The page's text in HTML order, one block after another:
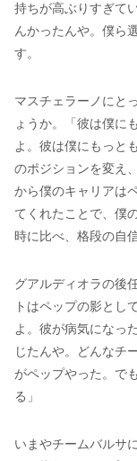
持ちが高ぶりすぎて
んかったんや。僕ら
す。
マスチェラーノにと
ょうか。「彼は僕に
よ。彼は僕にもっと
のポジションを変え
から僕のキャリアは
てくれたことで、僕
時に比べ、格段の自
グアルディオラの後
トはペップの影とし
よ。彼が病気になっ
じたんや。どんなチ
がペップやった。で
る」
いまやチームバルサ